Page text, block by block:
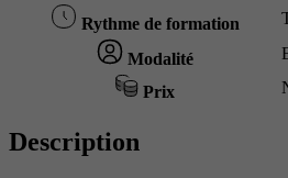
Rythme de formation
Modalité
Prix
Description